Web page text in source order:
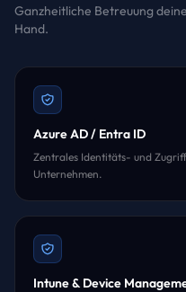
Ganzheitliche Betreuung
Hand.
Azure AD / Entra ID
Zentrales Identitäts- und
Unternehmen.
Intune & Device